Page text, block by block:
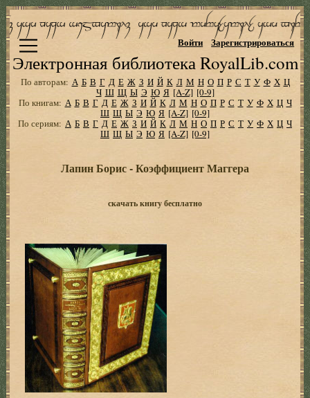
Электронная библиотека RoyalLib.com
Войти Зарегистрироваться
По авторам: А Б В Г Д Е Ж З И Й К Л М Н О П Р С Т У Ф Х Ц
Ч Ш Щ Ы Э Ю Я [A-Z] [0-9]
По книгам: А Б В Г Д Е Ж З И Й К Л М Н О П Р С Т У Ф Х Ц Ч
Ш Щ Ы Э Ю Я [A-Z] [0-9]
По сериям: А Б В Г Д Е Ж З И Й К Л М Н О П Р С Т У Ф Х Ц Ч
Ш Щ Ы Э Ю Я [A-Z] [0-9]
Лапин Борис - Коэффициент Маггера
скачать книгу бесплатно